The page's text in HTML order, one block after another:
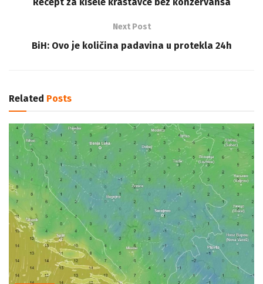
Next Post
BiH: Ovo je količina padavina u protekla 24h
Related Posts